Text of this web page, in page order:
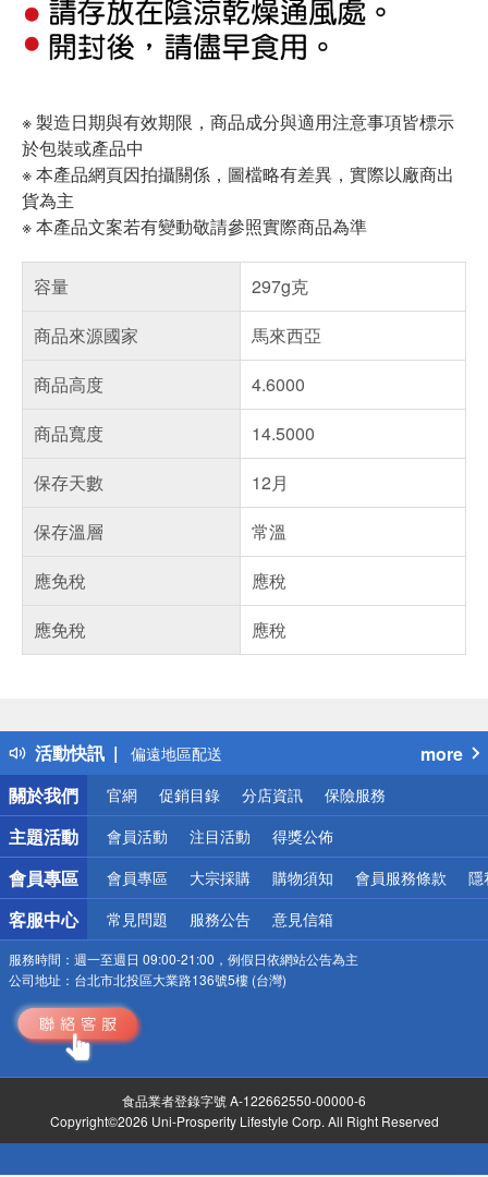
※ 製造日期與有效期限，商品成分與適用注意事項皆標示
於包裝或產品中
※ 本產品網頁因拍攝關係，圖檔略有差異，實際以廠商出
貨為主
※ 本產品文案若有變動敬請參照實際商品為準
容量
297g克
商品來源國家
馬來西亞
商品高度
4.6000
商品寬度
14.5000
保存天數
12月
保存溫層
常溫
應免稅
應稅
應免稅
應稅
活動快訊
詐騙網頁！請小心！
銀行優惠
偏遠地區配送
詐騙網頁！請小心！
more
關於我們
官網 促銷目錄 分店資訊 保險服務
主題活動 會員活動 注目活動 得獎公佈
會員專區 會員專區 大宗採購 購物須知 會員服務條款 隱
客服中心 常見問題 服務公告 意見信箱
服務時間： 週一至週日 09:00-21:00，例假日依網站公告為主
公司地址： 台北市北投區大業路136號5樓 (台灣)
食品業者登錄字號 A-122662550-00000-6
Copyright©2026 Uni-Prosperity Lifestyle Corp. All Right Reserved